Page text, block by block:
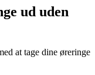
ud uden
at tage dine øreringe